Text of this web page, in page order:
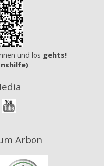
und los gehts!
Arbon